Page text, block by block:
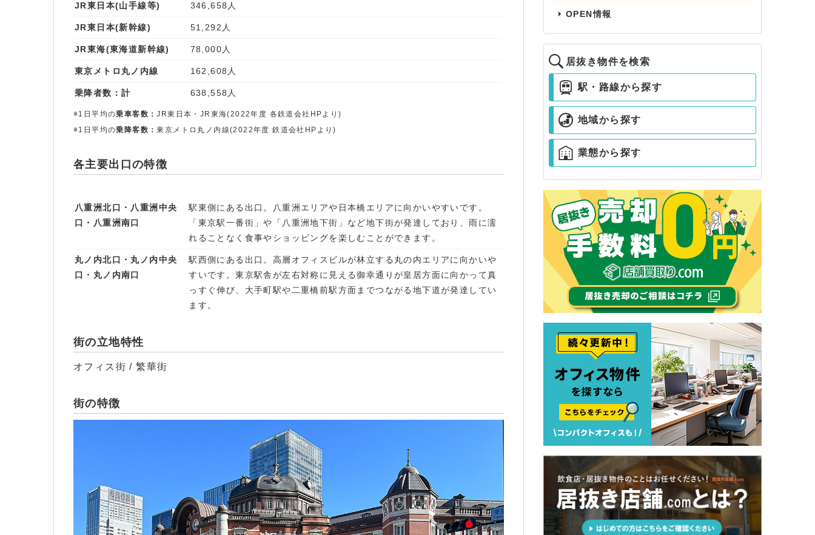
JR東日本(山手線等) 346,658人
JR東日本(新幹線) 51,292人
JR東海(東海道新幹線) 78,000人
東京メトロ丸ノ内線 162,608人
乗降者数：計 638,558人
※1日平均の乗車客数：JR東日本・JR東海(2022年度 各鉄道会社HPより)
※1日平均の乗降客数：東京メトロ丸ノ内線(2022年度 鉄道会社HPより)
各主要出口の特徴
八重洲北口・八重洲中央
口・八重洲南口
駅東側にある出口。八重洲エリアや日本橋エリアに向かいやすいです。
「東京駅一番街」や「八重洲地下街」など地下街が発達しており、雨に濡
れることなく食事やショッピングを楽しむことができます。
丸ノ内北口・丸ノ内中央
口・丸ノ内南口
駅西側にある出口。高層オフィスビルが林立する丸の内エリアに向かいや
すいです。東京駅舎が左右対称に見える御幸通りが皇居方面に向かって真
っすぐ伸び、大手町駅や二重橋前駅方面までつながる地下道が発達してい
ます。
街の立地特性
オフィス街 / 繁華街
街の特徴
OPEN情報
居抜き物件を検索
駅・路線から探す
地域から探す
業態から探す